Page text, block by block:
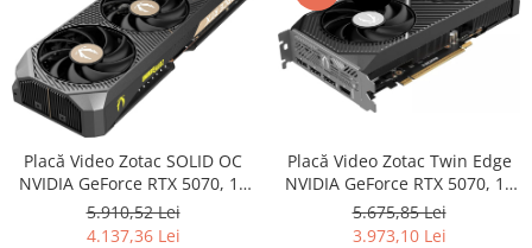
Placă Video Zotac SOLID OC
NVIDIA GeForce RTX 5070, 12
GB GDDR7, PCIe x16 5.0, 192
bit, Black
5.910,52 Lei
4.137,36 Lei
Placă Video Zotac Twin Edge
NVIDIA GeForce RTX 5070, 12
GB GDDR7, PCIe x16 5.0, 192
bit, Black
5.675,85 Lei
3.973,10 Lei